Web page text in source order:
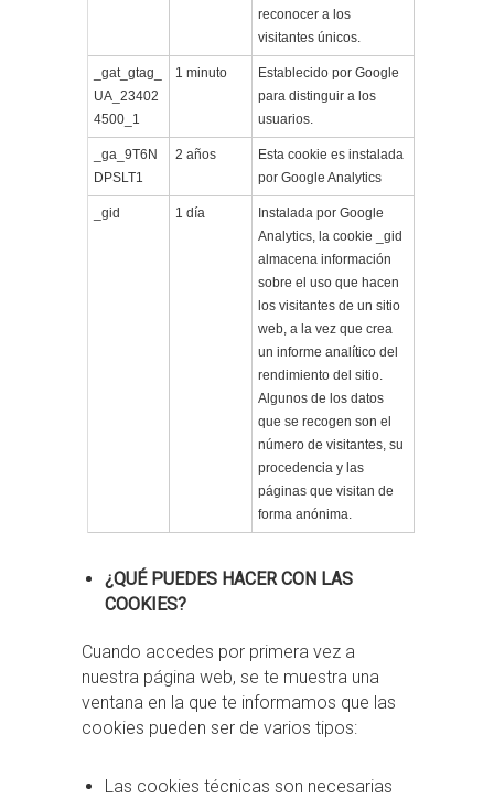
reconocer a los
visitantes únicos.
_gat_gtag_
UA_23402
4500_1
1 minuto
Establecido por Google
para distinguir a los
usuarios.
_ga_9T6N
DPSLT1
2 años
Esta cookie es instalada
por Google Analytics
_gid 1 día
Instalada por Google
Analytics, la cookie _gid
almacena información
sobre el uso que hacen
los visitantes de un sitio
web, a la vez que crea
un informe analítico del
rendimiento del sitio.
Algunos de los datos
que se recogen son el
número de visitantes, su
procedencia y las
páginas que visitan de
forma anónima.
¿QUÉ PUEDES HACER CON LAS
COOKIES?
Cuando accedes por primera vez a
nuestra página web, se te muestra una
ventana en la que te informamos que las
cookies pueden ser de varios tipos:
Las cookies técnicas son necesarias